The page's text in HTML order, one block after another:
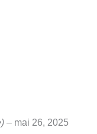
– mai 26, 2025